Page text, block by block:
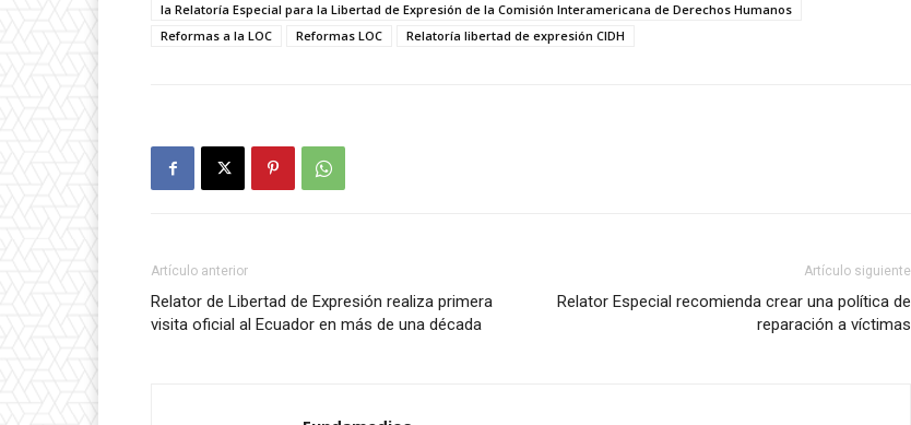
la Relatoría Especial para la Libertad de Expresión de la Comisión Interamericana de Derechos Humanos
Reformas a la LOC
Reformas LOC Relatoría libertad de expresión CIDH
Artículo anterior
Relator de Libertad de Expresión realiza primera
visita oficial al Ecuador en más de una década
Artículo siguiente
Relator Especial recomienda crear una política de
reparación a víctimas